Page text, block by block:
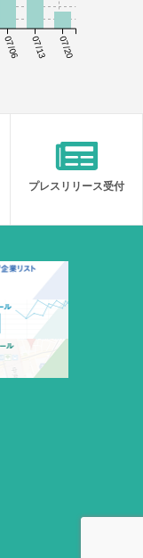
07/06 07/13 07/20
プレスリリース受付